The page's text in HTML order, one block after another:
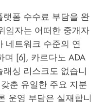
폼 수수료 부담을 완
임자는 어떠한 중개자
네트워크 수준의 연
며 [6], 카르다노 ADA
싱 리스크도 없습니
춘 유일한 주요 지분
운영 부담은 실재합니